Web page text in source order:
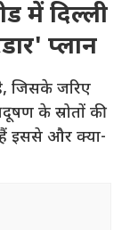
में दिल्ली
प्लान
है, जिसके जरिए
के स्रोतों की
हैं इससे और क्या-